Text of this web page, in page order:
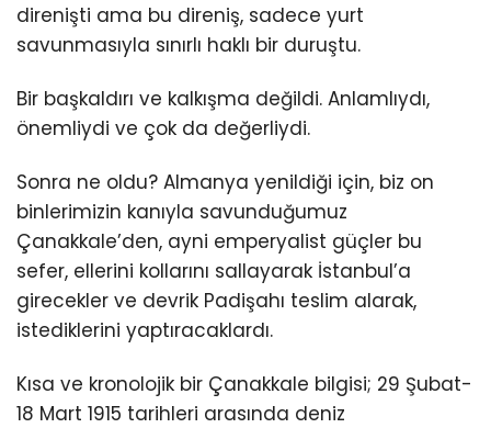
direnişti ama bu direniş, sadece yurt
savunmasıyla sınırlı haklı bir duruştu.
Bir başkaldırı ve kalkışma değildi. Anlamlıydı,
önemliydi ve çok da değerliydi.
Sonra ne oldu? Almanya yenildiği için, biz on
binlerimizin kanıyla savunduğumuz
Çanakkale’den, ayni emperyalist güçler bu
sefer, ellerini kollarını sallayarak İstanbul’a
girecekler ve devrik Padişahı teslim alarak,
istediklerini yaptıracaklardı.
Kısa ve kronolojik bir Çanakkale bilgisi; 29 Şubat-
18 Mart 1915 tarihleri arasında deniz